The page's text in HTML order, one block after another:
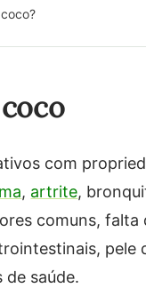
com
, artrite,
comuns,
pele
saúde.